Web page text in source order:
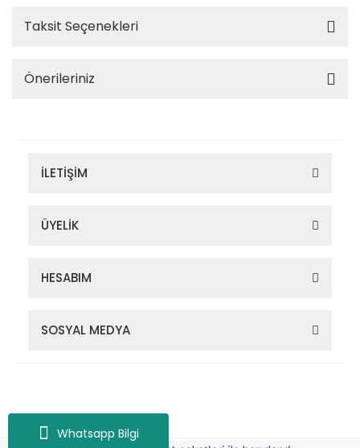
Whatsapp Bilgi
Taksit Seçenekleri
Önerileriniz
İLETİŞİM
ÜYELİK
HESABIM
SOSYAL MEDYA